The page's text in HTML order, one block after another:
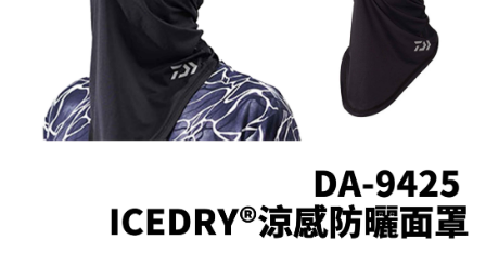
【注意事項】
１．透過由恩沛科技股份有限公司提供之「AFTEE先享後付」服務完成之交
易，需依本服務之必要範圍內提供個人資料，並將交易相關給付款項請求債
權轉讓予恩沛科技股份有限公司。
２．關於個人資料處理事宜，請瀏覽以下網址：
https://aftee.tw/terms/#terms3
３．未成年的使用者請事先徵得法定代理人或監護人之同意方可使用
４．使用「AFTEE先享後付」時，將依據個別帳號之用戶狀況，依本公司即
時審查核予不同之上限額度；若仍有額度不足之情形，本公司將視審查結果
請求用戶進行身份認證。
每筆NT$60，滿NT$1,200(含以上)免運費
一般宅配（門市自取請勿下單，請聯繫客服）
每筆NT$100，滿NT$2,000(含以上)免運費
離島一般宅配
每筆NT$200，滿NT$3,000(含以上)免運費